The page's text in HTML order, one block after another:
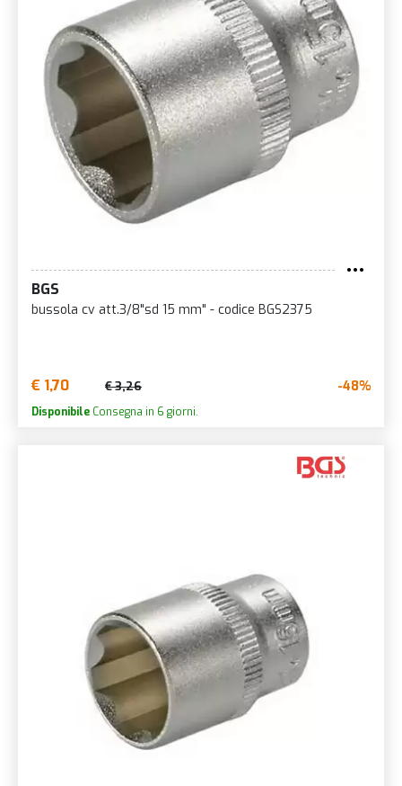
BGS
bussola cv att.3/8"sd 15 mm" - codice BGS2375
€ 1,70 € 3,26 -48%
Disponibile Consegna in 6 giorni.